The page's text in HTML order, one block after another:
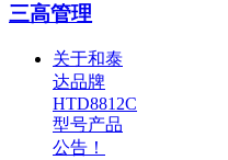
三高管理
关于和泰
达品牌
HTD8812C
型号产品
公告！